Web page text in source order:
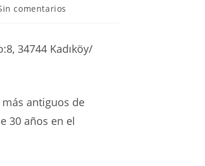
comentarios
34744 Kadıköy/
antiguos de
30 años en el